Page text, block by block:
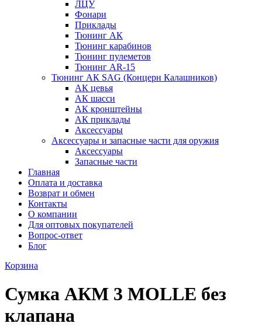
ЛЦУ
Фонари
Приклады
Тюнинг АК
Тюнинг карабинов
Тюнинг пулеметов
Тюнинг AR-15
Тюнинг АК SAG (Концерн Калашников)
АК цевья
АК шасси
АК кронштейны
АК приклады
Аксессуары
Аксессуары и запасные части для оружия
Аксессуары
Запасные части
Главная
Оплата и доставка
Возврат и обмен
Контакты
О компании
Для оптовых покупателей
Вопрос-ответ
Блог
Корзина
Сумка АКМ 3 MOLLE без
клапана